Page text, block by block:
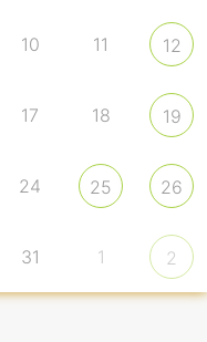
10 11 12
17 18 19
24 25 26
31 1 2